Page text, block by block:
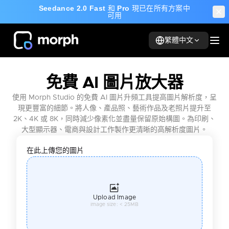
Seedance 2.0 Fast 和 Pro 現已在所有方案中
可用
繁體中文
免費 AI 圖片放大器
使用 Morph Studio 的免費 AI 圖片升頻工具提高圖片解析度，呈
現更豐富的細節。將人像、產品照、藝術作品及老照片提升至
2K、4K 或 8K，同時減少像素化並盡量保留原始構圖。為印刷、
大型顯示器、電商與設計工作製作更清晰的高解析度圖片。
在此上傳您的圖片
Upload Image
image size: < 25MB